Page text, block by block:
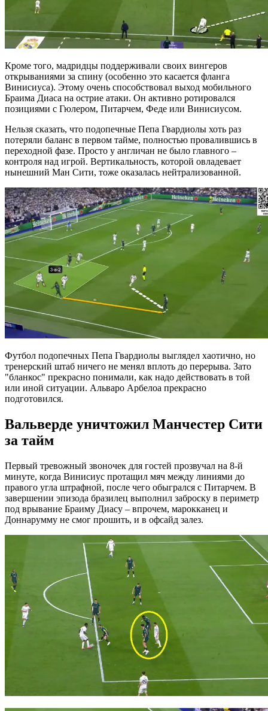
Кроме того, мадридцы поддерживали своих вингеров
открываниями за спину (особенно это касается фланга
Винисиуса). Этому очень способствовал выход мобильного
Браима Диаса на острие атаки. Он активно ротировался
позициями с Гюлером, Питарчем, Феде или Винисиусом.
Нельзя сказать, что подопечные Пепа Гвардиолы хоть раз
потеряли баланс в первом тайме, полностью провалившись в
переходной фазе. Просто у англичан не было главного –
контроля над игрой. Вертикальность, которой овладевает
нынешний Ман Сити, тоже оказалась нейтрализованной.
Футбол подопечных Пепа Гвардиолы выглядел хаотично, но
тренерский штаб ничего не менял вплоть до перерыва. Зато
"бланкос" прекрасно понимали, как надо действовать в той
или иной ситуации. Альваро Арбелоа прекрасно
подготовился.
Вальверде уничтожил Манчестер Сити
за тайм
Первый тревожный звоночек для гостей прозвучал на 8-й
минуте, когда Винисиус протащил мяч между линиями до
правого угла штрафной, после чего обыгрался с Питарчем. В
завершении эпизода бразилец выполнил заброску в периметр
под врывание Браиму Диасу – впрочем, марокканец и
Доннарумму не смог прошить, и в офсайд залез.